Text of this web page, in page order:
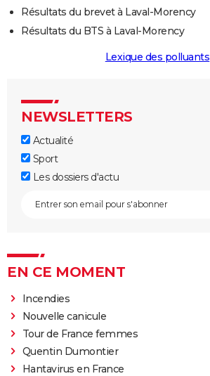
Résultats du brevet à Laval-Morency
Résultats du BTS à Laval-Morency
Lexique des polluants
NEWSLETTERS
Actualité
Sport
Les dossiers d'actu
EN CE MOMENT
Incendies
Nouvelle canicule
Tour de France femmes
Quentin Dumontier
Hantavirus en France